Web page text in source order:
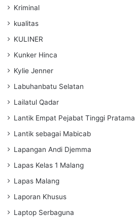
Kriminal
kualitas
KULINER
Kunker Hinca
Kylie Jenner
Labuhanbatu Selatan
Lailatul Qadar
Lantik Empat Pejabat Tinggi Pratama
Lantik sebagai Mabicab
Lapangan Andi Djemma
Lapas Kelas 1 Malang
Lapas Malang
Laporan Khusus
Laptop Serbaguna